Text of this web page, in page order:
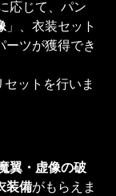
応じて、パン
」、衣装セット
ーツが獲得でき
ットを行いま
翼・虚像の破
装備がもらえま